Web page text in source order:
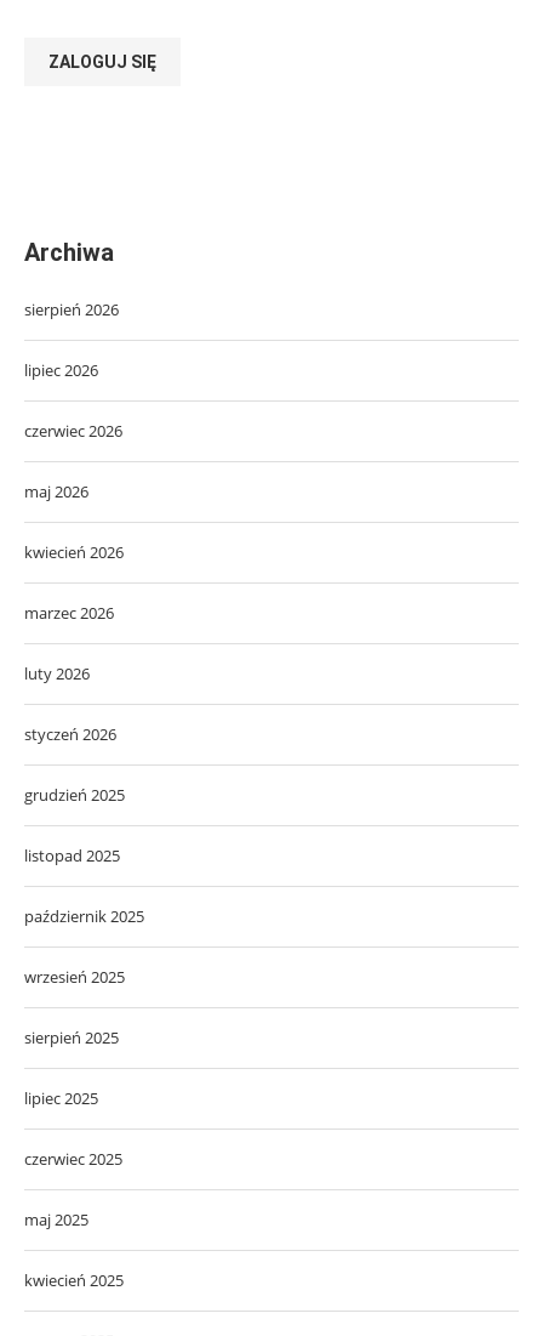
ZALOGUJ SIĘ
Archiwa
sierpień 2026
lipiec 2026
czerwiec 2026
maj 2026
kwiecień 2026
marzec 2026
luty 2026
styczeń 2026
grudzień 2025
listopad 2025
październik 2025
wrzesień 2025
sierpień 2025
lipiec 2025
czerwiec 2025
maj 2025
kwiecień 2025